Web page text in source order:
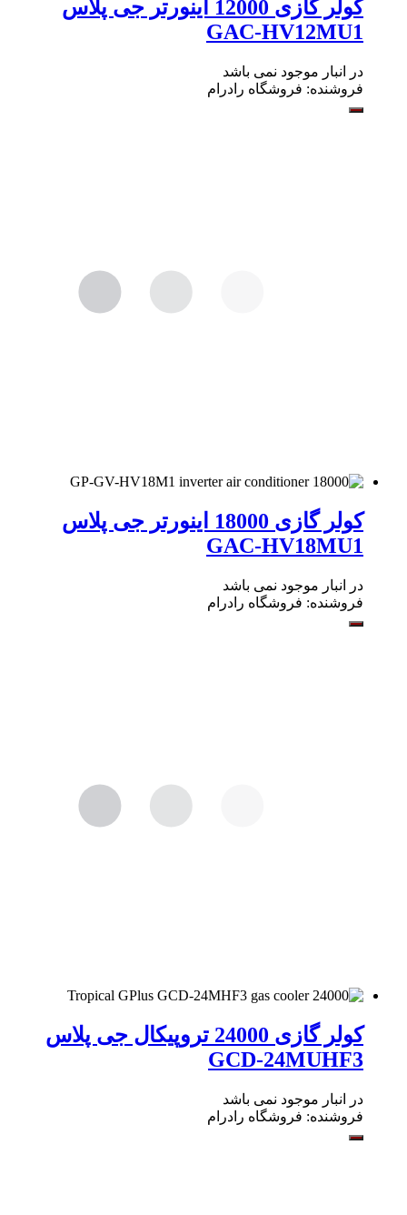
کولر گازی 12000 اینورتر جی پلاس
GAC-HV12MU1
در انبار موجود نمی باشد
فروشنده: فروشگاه رادرام
کولر گازی 18000 اینورتر جی پلاس
GAC-HV18MU1
در انبار موجود نمی باشد
فروشنده: فروشگاه رادرام
کولر گازی 24000 تروپیکال جی پلاس
GCD-24MUHF3
در انبار موجود نمی باشد
فروشنده: فروشگاه رادرام